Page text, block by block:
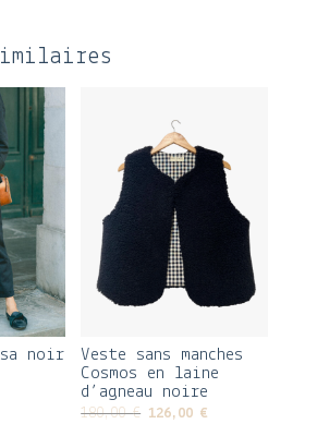
noir
Veste sans manches
Cosmos en laine
d’agneau noire
180,00€ Le
126,00€